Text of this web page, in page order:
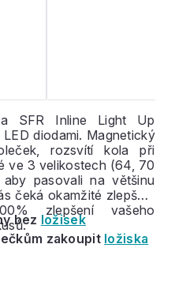
SFR Inline Light Up
diodami. Magnetický
rozsvítí kola při
ve 3 velikostech (64, 70
pasovali na většinu
čeká okamžité zlepšení
zlepšení vašeho
bez ložisek
zakoupit ložiska